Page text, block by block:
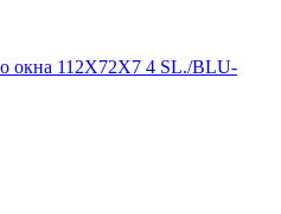
окна 112X72X7 4 SL./BLU-